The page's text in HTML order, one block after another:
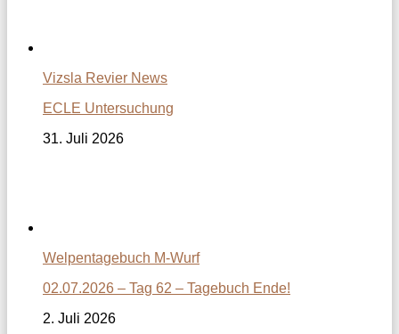
Vizsla Revier News
ECLE Untersuchung
31. Juli 2026
Welpentagebuch M-Wurf
02.07.2026 – Tag 62 – Tagebuch Ende!
2. Juli 2026